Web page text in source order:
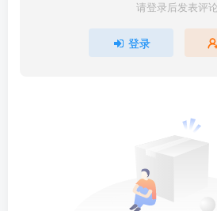
请登录后发表评论
登录